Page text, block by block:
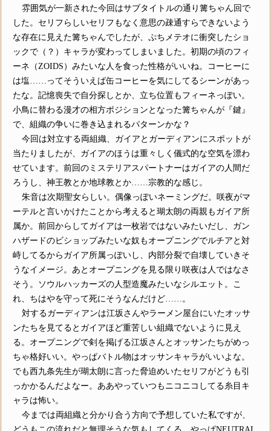
雰囲気が一新された今回はサブタイトルの通り篝ちゃん回で
した。セリフらしいセリフもなく意思の疎通すらできないよう
な存在に見えた篝ちゃんでしたが、ぷちメテオに衝突したショ
ックで（？）キャラが変わってしまいました。初期の頃のフィ
ーネ（ZOIDS）みたいな人を食った性格がいいね。コーヒーに
は塩……ってそういえば缶コーヒーを気にしてるシーンがあっ
たな。記憶喪失で自分探しとか、立ち位置もフィーネっぽい。
小鳥に替わる漫才の相方ポジションとなった篝ちゃんが『鍵』
で、組織の争いに巻き込まれるパターンかな？
今回は対立する両組織、ガイアとガーディアンにスポットが
当たりましたが、ガイアのほうは重々しく儀式的な空気を漂わ
せています。前回のミステリアスパートナーはガイアの人間だ
ろうし、神王教とか地球教とか……宗教的な感じ。
朱音は次期聖女らしい。偶像っぽいネーミングだ。咲夜がマ
ーテルと言いかけたことから考えると瑚太朗の両親もガイア所
属か。前回からしてガイアは一枚岩ではないみたいだし、ガン
ハザードのビショップみたいな奴もオープニングでルチアと対
峙してるからガイア所属っぽいし、内部分裂で自壊していきそ
うなイメージ。あとオープニングを見る限り咲夜は人ではなさ
そう。ソウルハッカーズの人型造魔みたいなシルエット。こ
れ、ちはやを守って死にそうなんだけど……。
対するガーディアンは江坂さんやラーメン屋台にいたオッサ
ンたちを見てるとガイアほど重苦しい組織でないように見え
る。オープニングで剣を掲げる江坂さんとオッサンたちがめっ
ちゃ格好いい。やっぱバトル物はオッサンキャラがいいよな。
でも西九条先生が瑚太朗に言った脅迫めいたセリフがどうも引
っかかるんだよなー。ああやっていつもニコニコしてる糸目キ
ャラは怖い。
今までは両組織と分かり合う方向で予想していた私ですが、